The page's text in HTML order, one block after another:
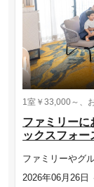
1室￥33,000～、
ファミリーに
ックスフォー
ファミリーやグ
2026年06月26日